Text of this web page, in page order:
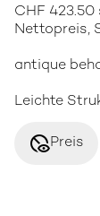
CHF
Nettopreis,
antique
Leichte
disabled_visiblePreis